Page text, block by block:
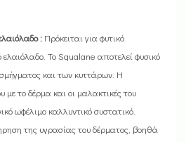
: Πρόκειται για φυτικό
Το Squalane αποτελεί φυσικό
και των κυττάρων. Η
με το δέρμα και οι μαλακτικές του
ωφέλιμο καλλυντικό συστατικό.
της υγρασίας του δέρματος, βοηθά